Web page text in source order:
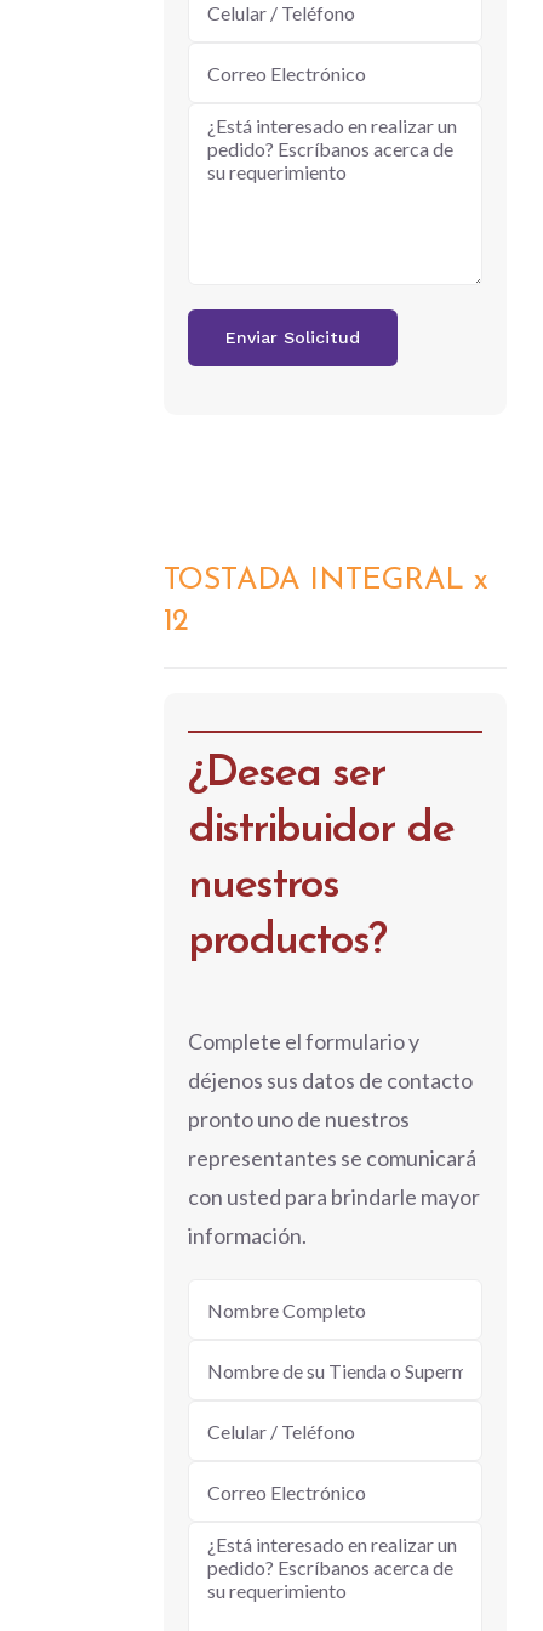
TOSTADA INTEGRAL x
12
¿Desea ser
distribuidor de
nuestros
productos?
Complete el formulario y
déjenos sus datos de contacto
pronto uno de nuestros
representantes se comunicará
con usted para brindarle mayor
información.